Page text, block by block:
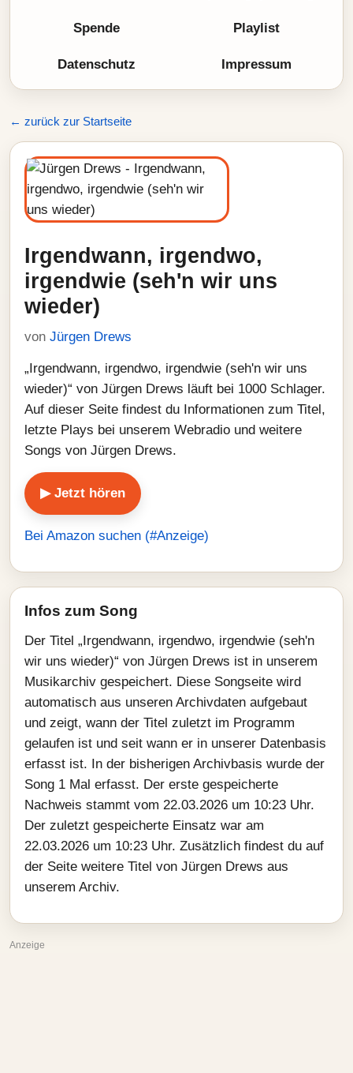
Spende Playlist
Datenschutz Impressum
← zurück zur Startseite
Irgendwann, irgendwo,
irgendwie (seh'n wir uns
wieder)
von Jürgen Drews
„Irgendwann, irgendwo, irgendwie (seh'n wir uns
wieder)“ von Jürgen Drews läuft bei 1000 Schlager.
Auf dieser Seite findest du Informationen zum Titel,
letzte Plays bei unserem Webradio und weitere
Songs von Jürgen Drews.
▶ Jetzt hören
Bei Amazon suchen (#Anzeige)
Infos zum Song
Der Titel „Irgendwann, irgendwo, irgendwie (seh'n
wir uns wieder)“ von Jürgen Drews ist in unserem
Musikarchiv gespeichert. Diese Songseite wird
automatisch aus unseren Archivdaten aufgebaut
und zeigt, wann der Titel zuletzt im Programm
gelaufen ist und seit wann er in unserer Datenbasis
erfasst ist. In der bisherigen Archivbasis wurde der
Song 1 Mal erfasst. Der erste gespeicherte
Nachweis stammt vom 22.03.2026 um 10:23 Uhr.
Der zuletzt gespeicherte Einsatz war am
22.03.2026 um 10:23 Uhr. Zusätzlich findest du auf
der Seite weitere Titel von Jürgen Drews aus
unserem Archiv.
Anzeige